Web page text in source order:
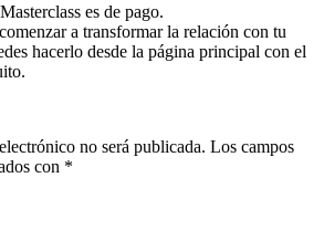
es de pago.
a transformar la relación con tu
hacerlo desde la página principal con el
no será publicada. Los campos
con *